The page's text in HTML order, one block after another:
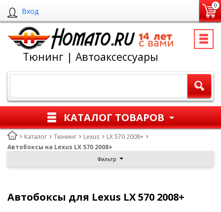
Вход
0
Тюнинг | Автоаксессуары
КАТАЛОГ ТОВАРОВ
Каталог Тюнинг Lexus
LX 570 2008+
Автобоксы на Lexus LX 570 2008+
Фильтр
Автобоксы для Lexus LX 570 2008+